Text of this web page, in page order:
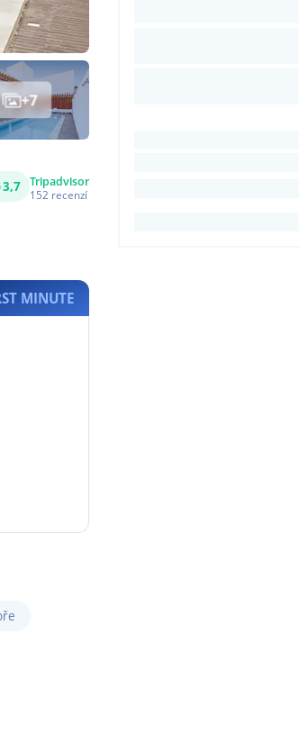
+7
3,7 Tripadvisor
152 recenzí
MINUTE